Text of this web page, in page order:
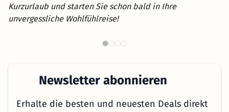
Kurzurlaub und starten Sie schon bald in Ihre
unvergessliche Wohlfühlreise!
Newsletter abonnieren
Erhalte die besten und neuesten Deals direkt